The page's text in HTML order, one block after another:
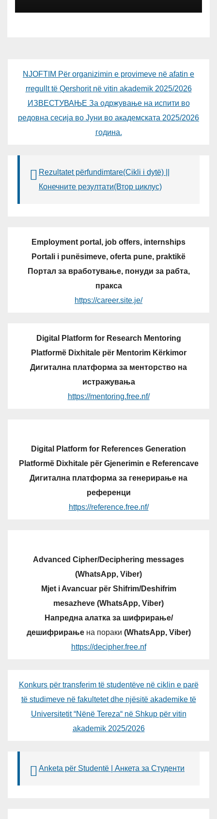
NJOFTIM Për organizimin e provimeve në afatin e
rregullt të Qershorit në vitin akademik 2025/2026
ИЗВЕСТУВАЊЕ За одржување на испити во
редовна сесија во Јуни во академската 2025/2026
година.
Rezultatet përfundimtare(Cikli i dytë) ||
Конечните резултати(Втор циклус)
Employment portal, job offers, internships
Portali i punësimeve, oferta pune, praktikë
Портал за вработување, понуди за рабта,
пракса
https://career.site.je/
Digital Platform for Research Mentoring
Platformë Dixhitale për Mentorim Kërkimor
Дигитална платформа за менторство на
истражувања
https://mentoring.free.nf/
Digital Platform for References Generation
Platformë Dixhitale për Gjenerimin e Referencave
Дигитална платформа за генерирање на
референци
https://reference.free.nf/
Advanced Cipher/Deciphering messages
(WhatsApp, Viber)
Mjet i Avancuar për Shifrim/Deshifrim
mesazheve (WhatsApp, Viber)
Напредна алатка за шифрирање/
дешифрирањена пораки (WhatsApp, Viber)
https://decipher.free.nf
Konkurs për transferim të studentëve në ciklin e parë
të studimeve në fakultetet dhe njësitë akademike të
Universitetit “Nënë Tereza“ në Shkup për vitin
akademik 2025/2026
Anketa për Studentë | Анкета за Студенти